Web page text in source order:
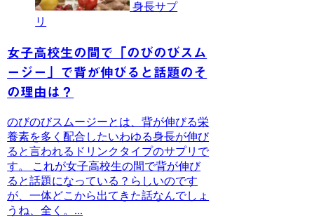
身長サプ
リ
女子高校生の間で「のびのびスム
ージー」で背が伸びると話題のそ
の理由は？
のびのびスムージーとは、背が伸びる栄
養素を多く配合したいわゆる身長が伸び
ると言われるドリンクタイプのサプリで
す。 これが女子高校生の間で背が伸び
ると話題になっている？らしいのです
が、一体どこから出てきた話なんでしょ
うね、全く。...